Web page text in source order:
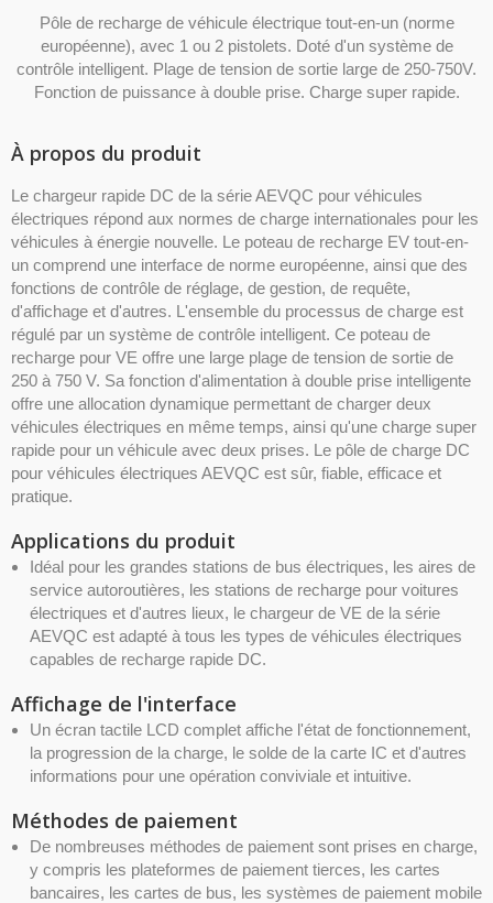
Pôle de recharge de véhicule électrique tout-en-un (norme
européenne), avec 1 ou 2 pistolets. Doté d'un système de
contrôle intelligent. Plage de tension de sortie large de 250-750V.
Fonction de puissance à double prise. Charge super rapide.
À propos du produit
Le chargeur rapide DC de la série AEVQC pour véhicules
électriques répond aux normes de charge internationales pour les
véhicules à énergie nouvelle. Le poteau de recharge EV tout-en-
un comprend une interface de norme européenne, ainsi que des
fonctions de contrôle de réglage, de gestion, de requête,
d'affichage et d'autres. L'ensemble du processus de charge est
régulé par un système de contrôle intelligent. Ce poteau de
recharge pour VE offre une large plage de tension de sortie de
250 à 750 V. Sa fonction d'alimentation à double prise intelligente
offre une allocation dynamique permettant de charger deux
véhicules électriques en même temps, ainsi qu'une charge super
rapide pour un véhicule avec deux prises. Le pôle de charge DC
pour véhicules électriques AEVQC est sûr, fiable, efficace et
pratique.
Applications du produit
Idéal pour les grandes stations de bus électriques, les aires de
service autoroutières, les stations de recharge pour voitures
électriques et d'autres lieux, le chargeur de VE de la série
AEVQC est adapté à tous les types de véhicules électriques
capables de recharge rapide DC.
Affichage de l'interface
Un écran tactile LCD complet affiche l'état de fonctionnement,
la progression de la charge, le solde de la carte IC et d'autres
informations pour une opération conviviale et intuitive.
Méthodes de paiement
De nombreuses méthodes de paiement sont prises en charge,
y compris les plateformes de paiement tierces, les cartes
bancaires, les cartes de bus, les systèmes de paiement mobile